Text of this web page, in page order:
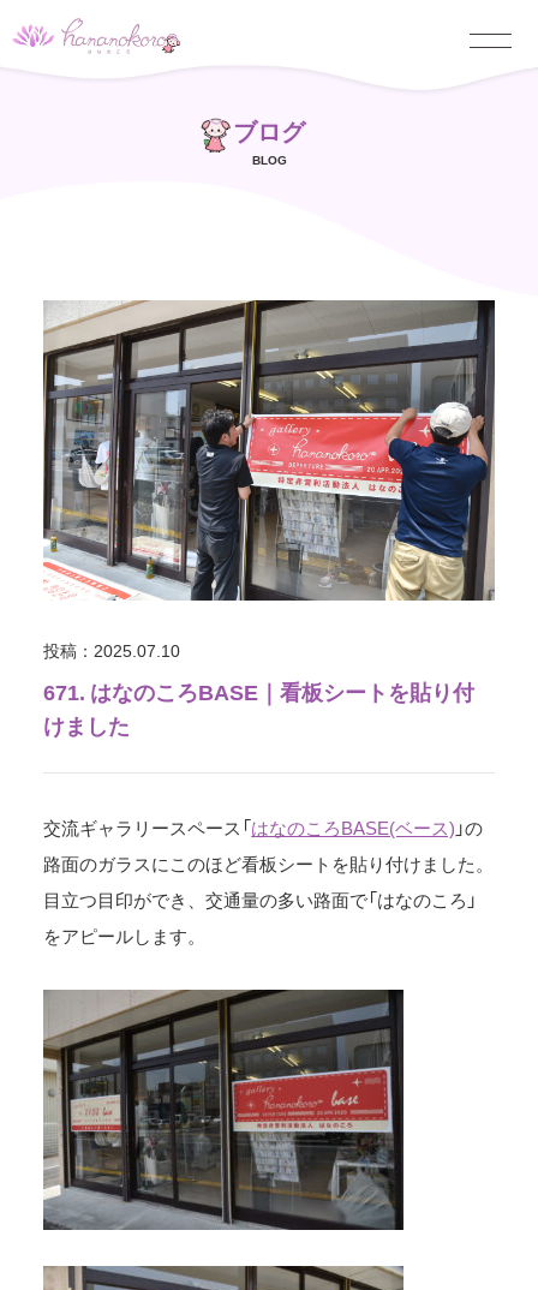
ブログ
BLOG
投稿：2025.07.10
671. はなのころBASE｜看板シートを貼り付
けました
交流ギャラリースペース「はなのころBASE(ベース)」の
路面のガラスにこのほど看板シートを貼り付けました。
目立つ目印ができ、交通量の多い路面で「はなのころ」
をアピールします。